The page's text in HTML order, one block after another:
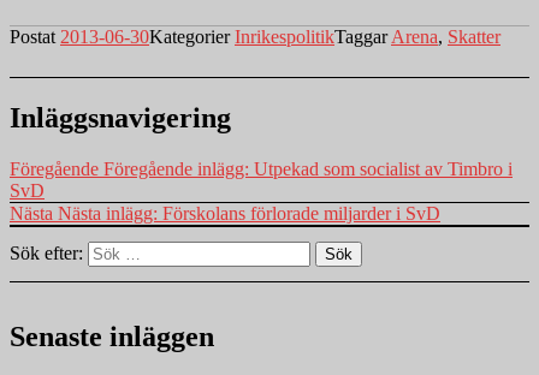
Postat 2013-06-30KategorierInrikespolitikTaggarArena, Skatter
Inläggsnavigering
Föregående Föregående inlägg: Utpekad som socialist av Timbro i
SvD
Nästa Nästa inlägg: Förskolans förlorade miljarder i SvD
Sök efter:
Sök
Senaste inläggen